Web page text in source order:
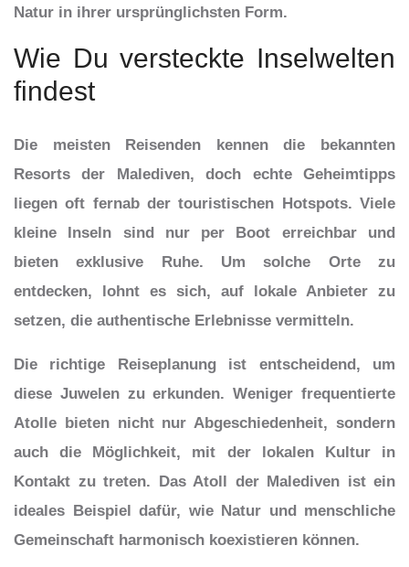
Natur in ihrer ursprünglichsten Form.
Wie Du versteckte Inselwelten
findest
Die meisten Reisenden kennen die bekannten
Resorts der Malediven, doch echte Geheimtipps
liegen oft fernab der touristischen Hotspots. Viele
kleine Inseln sind nur per Boot erreichbar und
bieten exklusive Ruhe. Um solche Orte zu
entdecken, lohnt es sich, auf lokale Anbieter zu
setzen, die authentische Erlebnisse vermitteln.
Die richtige Reiseplanung ist entscheidend, um
diese Juwelen zu erkunden. Weniger frequentierte
Atolle bieten nicht nur Abgeschiedenheit, sondern
auch die Möglichkeit, mit der lokalen Kultur in
Kontakt zu treten. Das Atoll der Malediven ist ein
ideales Beispiel dafür, wie Natur und menschliche
Gemeinschaft harmonisch koexistieren können.